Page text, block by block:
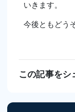
いきます。
今後ともどう
この記事をシ